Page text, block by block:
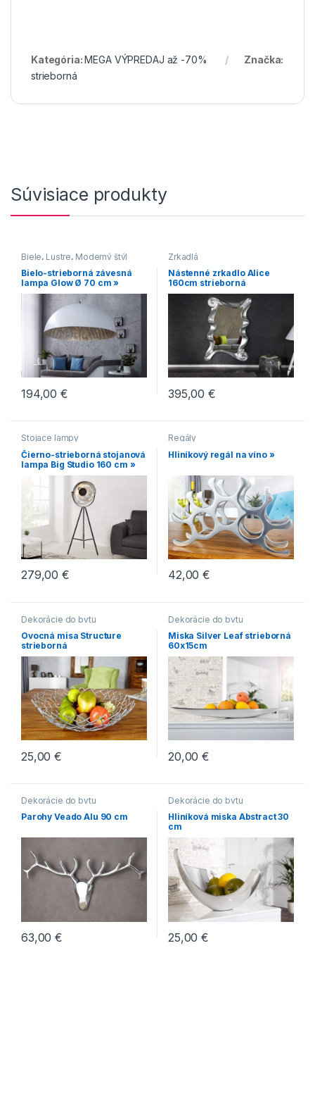
Kategória:MEGA VÝPREDAJ až -70%
Značka:
strieborná
Súvisiace produkty
Biele, Lustre, Moderný štýl
Bielo-strieborná závesná
lampa Glow Ø 70 cm »
194,00€
Zrkadlá
Nástenné zrkadlo Alice
160cm strieborná
395,00€
Stojace lampy
Čierno-strieborná stojanová
lampa Big Studio 160 cm »
279,00€
Regály
Hliníkový regál na víno »
42,00€
Dekorácie do bytu
Ovocná misa Structure
strieborná
25,00€
Dekorácie do bytu
Miska Silver Leaf strieborná
60x15cm
20,00€
Dekorácie do bytu
Parohy Veado Alu 90 cm
63,00€
Dekorácie do bytu
Hliníková miska Abstract 30
cm
25,00€